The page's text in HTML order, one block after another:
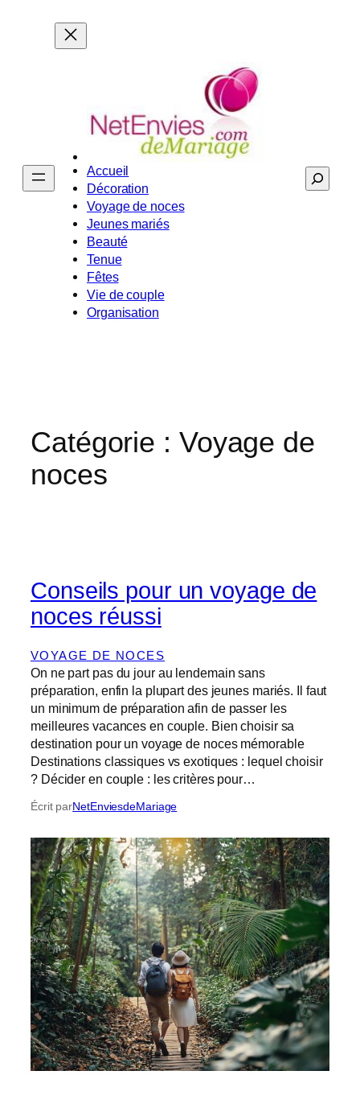
Accueil
Décoration
Voyage de noces
Jeunes mariés
Beauté
Tenue
Fêtes
Vie de couple
Organisation
Catégorie : Voyage de
noces
Conseils pour un voyage de
noces réussi
VOYAGE DE NOCES
On ne part pas du jour au lendemain sans
préparation, enfin la plupart des jeunes mariés. Il faut
un minimum de préparation afin de passer les
meilleures vacances en couple. Bien choisir sa
destination pour un voyage de noces mémorable
Destinations classiques vs exotiques : lequel choisir
? Décider en couple : les critères pour…
Écrit parNetEnviesdeMariage